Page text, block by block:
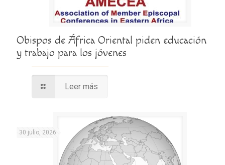
Obispos de África Oriental piden educación
y trabajo para los jóvenes
Leer más
30 julio, 2026